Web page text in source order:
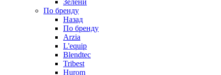
Зелени
По бренду
Назад
По бренду
Arzia
L'equip
Blendtec
Tribest
Hurom